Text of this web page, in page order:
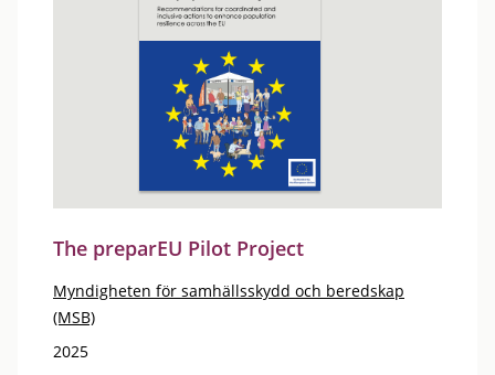
The preparEU Pilot Project
Myndigheten för samhällsskydd och beredskap
(MSB)
2025